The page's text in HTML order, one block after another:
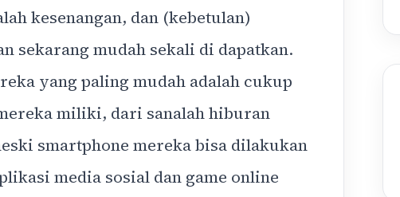
kesenangan, dan (kebetulan)
sekarang mudah sekali di dapatkan.
yang paling mudah adalah cukup
miliki, dari sanalah hiburan
smartphone mereka bisa dilakukan
media sosial dan game online